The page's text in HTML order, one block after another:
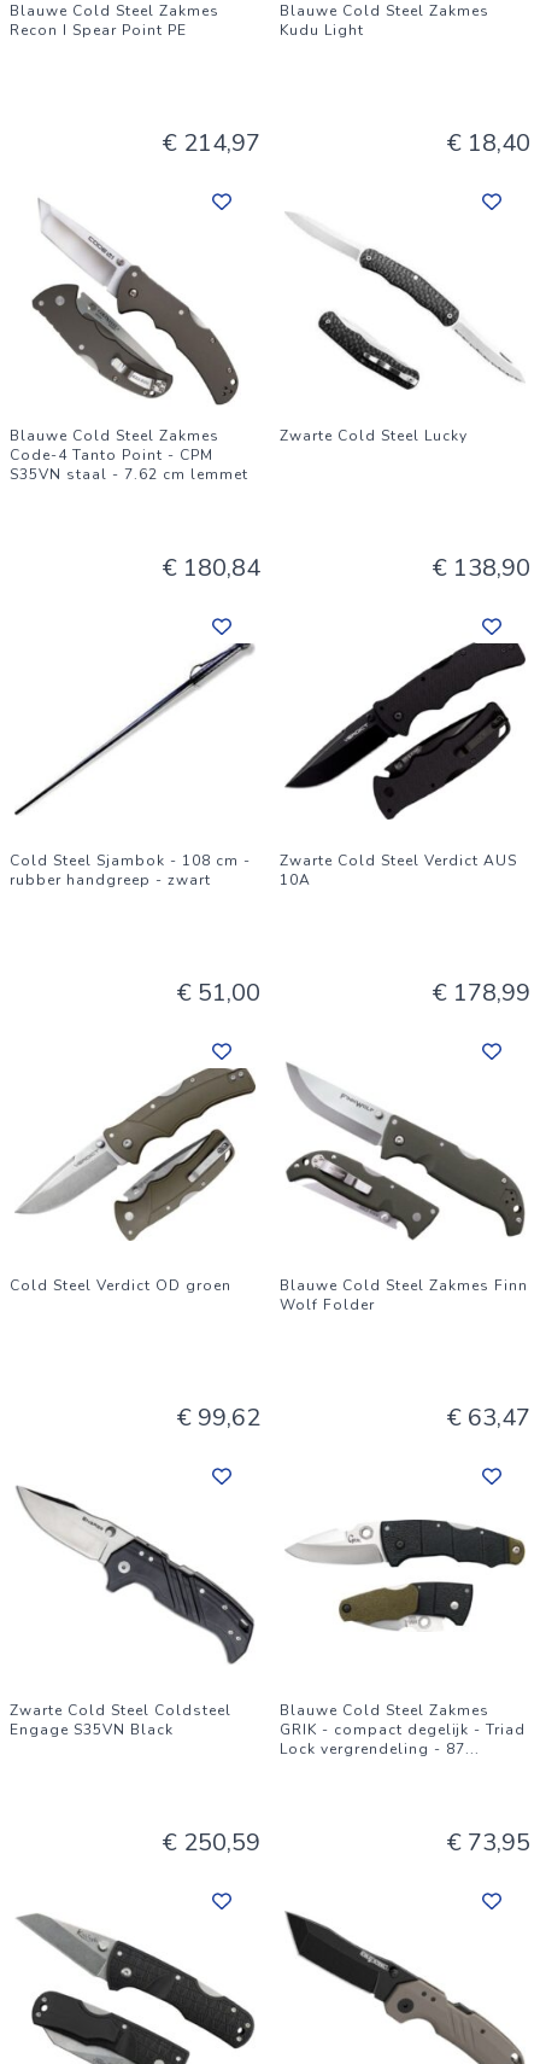
Blauwe Cold Steel Zakmes
Recon I Spear Point PE
€ 214,97
Blauwe Cold Steel Zakmes
Kudu Light
€ 18,40
Blauwe Cold Steel Zakmes
Code-4 Tanto Point - CPM
S35VN staal - 7.62 cm lemmet
€ 180,84
Zwarte Cold Steel Lucky
€ 138,90
Cold Steel Sjambok - 108 cm -
rubber handgreep - zwart
€ 51,00
Zwarte Cold Steel Verdict AUS
10A
€ 178,99
Cold Steel Verdict OD groen
€ 99,62
Blauwe Cold Steel Zakmes Finn
Wolf Folder
€ 63,47
Zwarte Cold Steel Coldsteel
Engage S35VN Black
€ 250,59
Blauwe Cold Steel Zakmes
GRIK - compact degelijk - Triad
Lock vergrendeling - 87...
€ 73,95